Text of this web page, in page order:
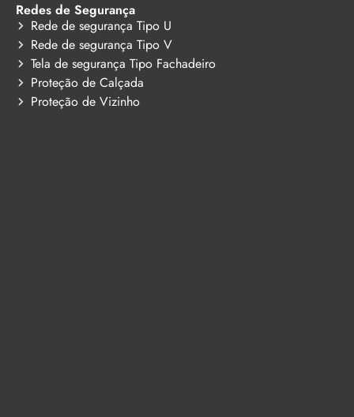
Redes de Segurança
Rede de segurança Tipo U
Rede de segurança Tipo V
Tela de segurança Tipo Fachadeiro
Proteção de Calçada
Proteção de Vizinho